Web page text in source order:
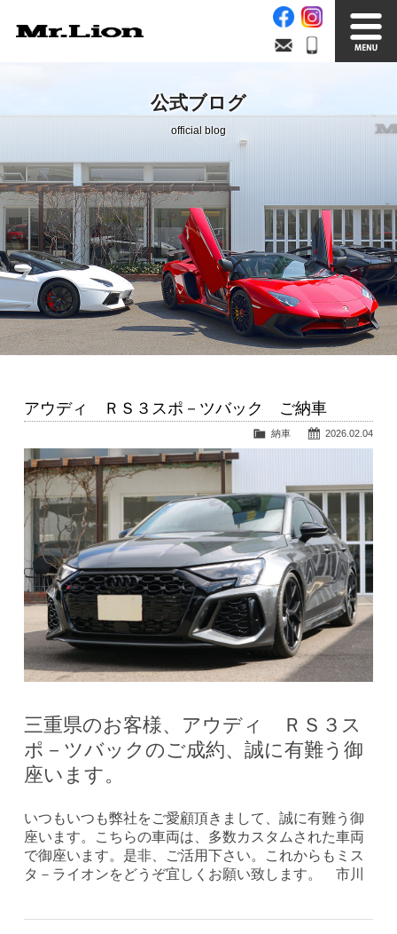
在庫車情報 買取無料査定
Factory
自社工場 サービス案内
Official Blog
公式ブログ
Company info.
会社案内
公式ブログ
official blog
アウディ ＲＳ３スポ－ツバック ご納車
2026.02.04
納車
三重県のお客様、アウディ ＲＳ３ス
ポ－ツバックのご成約、誠に有難う御
座います。
いつもいつも弊社をご愛顧頂きまして、誠に有難う御
座います。こちらの車両は、多数カスタムされた車両
で御座います。是非、ご活用下さい。これからもミス
タ－ライオンをどうぞ宜しくお願い致します。 市川